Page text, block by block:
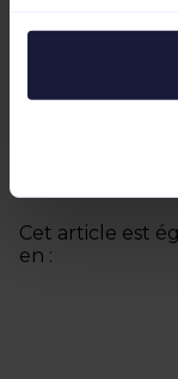
Cet article est
en :